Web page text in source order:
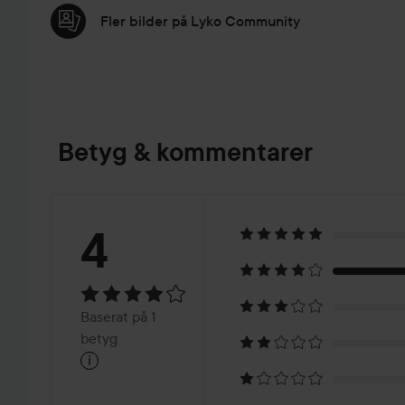
Fler bilder på Lyko Community
Betyg & kommentarer
Betyg:
4Baserat
på
4
Baserat på 1
betyg
i